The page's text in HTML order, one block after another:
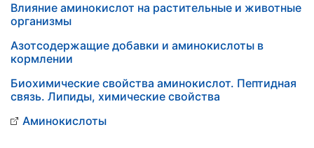
Влияние аминокислот на растительные и животные
организмы
Азотсодержащие добавки и аминокислоты в
кормлении
Биохимические свойства аминокислот. Пептидная
связь. Липиды, химические свойства
Аминокислоты